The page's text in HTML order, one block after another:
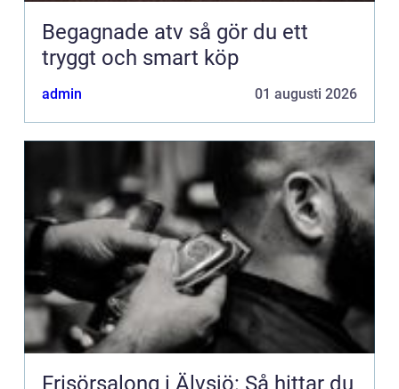
Begagnade atv så gör du ett
tryggt och smart köp
admin 01 augusti 2026
Frisörsalong i Älvsjö: Så hittar du